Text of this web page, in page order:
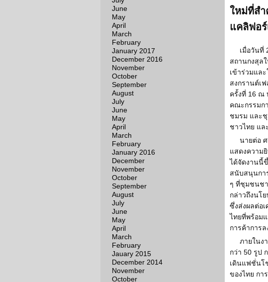
June
May
April
March
February
January 2017
December 2016
November
October
September
August
July
June
May
April
March
February
January 2016
December
November
October
September
August
July
June
May
April
March
February
Jauary 2015
December 2014
November
October
ใหม่ที่ส
แคลิฟอร์
เมื่อวันที่
สถานกงสุล
เข้าร่วมแล
สงกรานต์เ
ครั้งที่ 16 ณ
คณะกรรมก
ชมรม และ
ชาวไทย แล
นายต่อ
แสดงความ
ได้จัดงานนี้
สนับสนุนกา
ๆ ที่ชุมชนช
กล่าวถึงนโ
ซึ่งส่งผลต่อ
ไทยที่พร้อม
การค้าการ
ภายในง
กว่า 50 รูป
เดินแฟชั่นโ
ของไทย กา